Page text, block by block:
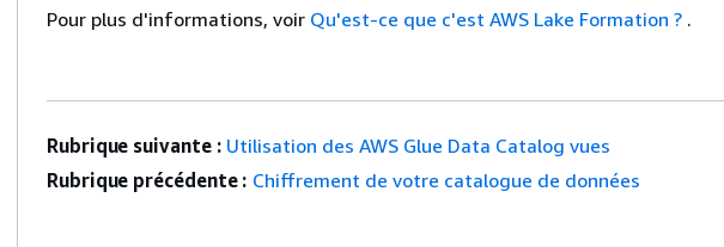
Pour plus d'informations, voir Qu'est-ce que c'est AWS Lake Formation ? .
Rubrique suivante : Utilisation des AWS Glue Data Catalog vues
Rubrique précédente : Chiffrement de votre catalogue de données